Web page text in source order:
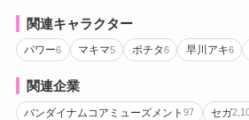
関連キャラクター
パワー6 マキマ5 ポチタ6 早川アキ6
関連企業
バンダイナムコアミューズメント97 セガ